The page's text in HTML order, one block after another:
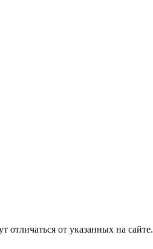
от указанных на сайте.